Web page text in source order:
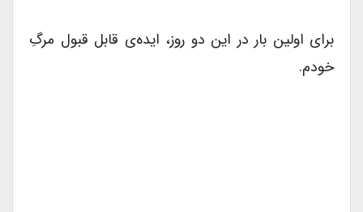
برای اولین بار در این دو روز، ایده‌ی قابل قبول مرگِ
خودم.